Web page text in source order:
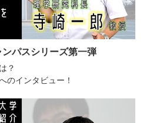
パスシリーズ第一弾
？
のインタビュー！